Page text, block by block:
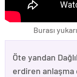
Burası
Öte yandan
erdiren anlaşma